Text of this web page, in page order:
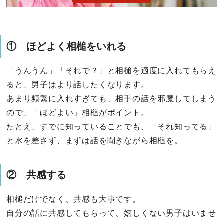
① ほどよく相槌をいれる
「うんうん」「それで？」と相槌を適度に入れてもらえ
ると、男子はより話したくなります。
あまり頻繁に入れすぎても、相手の話を邪魔してしまう
ので、「ほどよい」相槌がポイント。
たとえ、すでに知っていることでも、「それ知ってる」
と水を差さず、まずは話を聞きながら相槌を。
② 共感する
相槌だけでなく、共感も大事です。
自分の話に共感してもらって、嬉しくない男子はいませ